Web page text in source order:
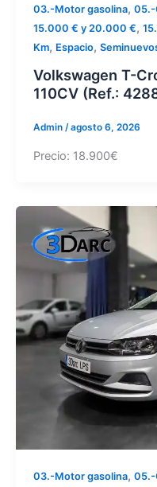
03.-Motor gasolina, 05.-
15.000 € y 20.000 €,
Km, Espacio,
Volkswagen T-
110CV (Ref.:
Admin /agosto 6, 2026
Precio: 18.900€
03.-Motor gasolina, 05.-